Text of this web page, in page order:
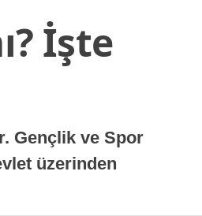
İşte
Gençlik ve Spor
üzerinden